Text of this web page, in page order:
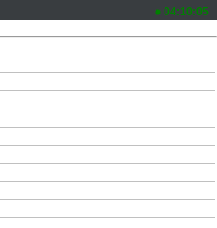
04:10:05